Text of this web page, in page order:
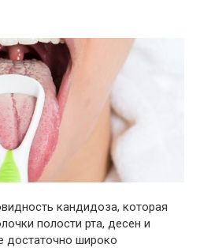
кандидоза, которая
полости рта, десен и
достаточно широко